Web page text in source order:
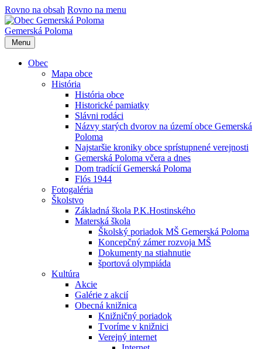
Rovno na obsah Rovno na menu
Gemerská Poloma
Menu
Obec
Mapa obce
História
História obce
Historické pamiatky
Slávni rodáci
Názvy starých dvorov na území obce Gemerská
Poloma
Najstaršie kroniky obce sprístupnené verejnosti
Gemerská Poloma včera a dnes
Dom tradícií Gemerská Poloma
Flós 1944
Fotogaléria
Školstvo
Základná škola P.K.Hostinského
Materská škola
Školský poriadok MŠ Gemerská Poloma
Koncepčný zámer rozvoja MŠ
Dokumenty na stiahnutie
športová olympiáda
Kultúra
Akcie
Galérie z akcií
Obecná knižnica
Knižničný poriadok
Tvoríme v knižnici
Verejný internet